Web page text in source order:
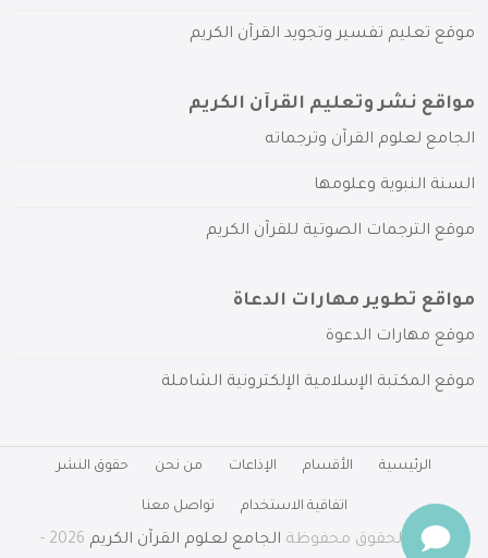
موقع تعليم تفسير وتجويد القرآن الكريم
مواقع نشر وتعليم القرآن الكريم
الجامع لعلوم القرآن وترجماته
السنة النبوية وعلومها
موقع الترجمات الصوتية للقرآن الكريم
مواقع تطوير مهارات الدعاة
موقع مهارات الدعوة
موقع المكتبة الإسلامية الإلكترونية الشاملة
الرئيسية الأقسام الإذاعات من نحن حقوق النشر
اتفاقية الاستخدام تواصل معنا
جميع الحقوق محفوظة الجامع لعلوم القرآن الكريم
2026 -